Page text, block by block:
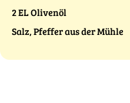
2 EL Olivenöl
Salz, Pfeffer aus der Mühle